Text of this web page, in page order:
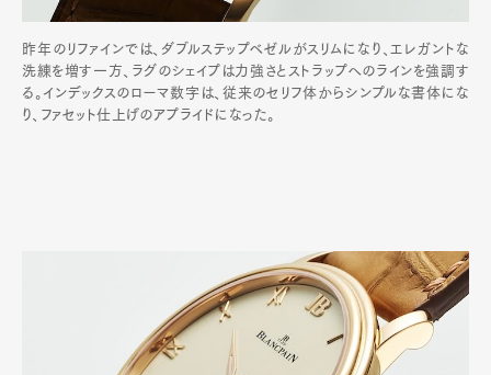
昨年のリファインでは、ダブルステップベゼルがスリムになり、エレガントな
洗練を増す一方、ラグのシェイプは力強さとストラップへのラインを強調す
る。インデックスのローマ数字は、従来のセリフ体からシンプルな書体にな
り、ファセット仕上げのアプライドになった。